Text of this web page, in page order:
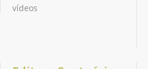
vídeos